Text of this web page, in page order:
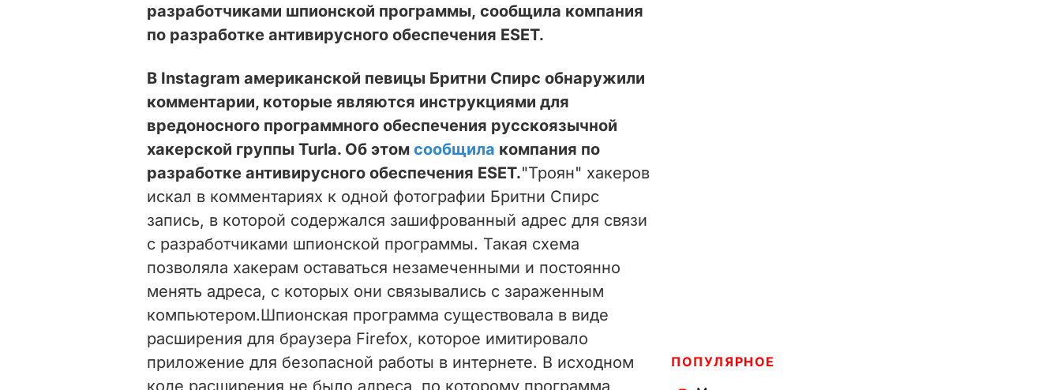
разработчиками шпионской программы, сообщила компания
по разработке антивирусного обеспечения ESET.
В Instagram американской певицы Бритни Спирс обнаружили
комментарии, которые являются инструкциями для
вредоносного программного обеспечения русскоязычной
хакерской группы Turla. Об этом сообщила компания по
разработке антивирусного обеспечения ESET."Троян" хакеров
искал в комментариях к одной фотографии Бритни Спирс
запись, в которой содержался зашифрованный адрес для связи
с разработчиками шпионской программы. Такая схема
позволяла хакерам оставаться незамеченными и постоянно
менять адреса, с которых они связывались с зараженным
компьютером.Шпионская программа существовала в виде
расширения для браузера Firefox, которое имитировало
приложение для безопасной работы в интернете. В исходном
коде расширения не было адреса, по которому программа
ПОПУЛЯРНОЕ